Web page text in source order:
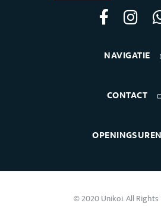
NAVIGATIE
CONTACT
OPENINGSUREN
© 2020 Unikoi. All Rights